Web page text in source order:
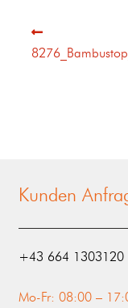
Kunden
‭+43 664 1303120‬
Mo-Fr: 08:00 –